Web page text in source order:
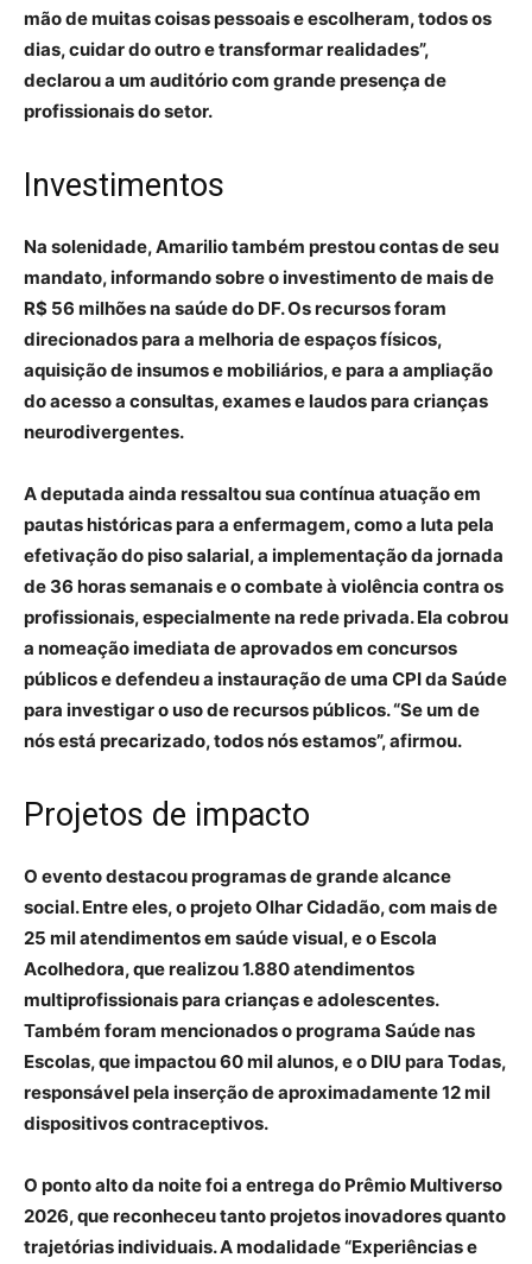
mão de muitas coisas pessoais e escolheram, todos os
dias, cuidar do outro e transformar realidades”,
declarou a um auditório com grande presença de
profissionais do setor.
Investimentos
Na solenidade, Amarilio também prestou contas de seu
mandato, informando sobre o investimento de mais de
R$ 56 milhões na saúde do DF. Os recursos foram
direcionados para a melhoria de espaços físicos,
aquisição de insumos e mobiliários, e para a ampliação
do acesso a consultas, exames e laudos para crianças
neurodivergentes.
A deputada ainda ressaltou sua contínua atuação em
pautas históricas para a enfermagem, como a luta pela
efetivação do piso salarial, a implementação da jornada
de 36 horas semanais e o combate à violência contra os
profissionais, especialmente na rede privada. Ela cobrou
a nomeação imediata de aprovados em concursos
públicos e defendeu a instauração de uma CPI da Saúde
para investigar o uso de recursos públicos. “Se um de
nós está precarizado, todos nós estamos”, afirmou.
Projetos de impacto
O evento destacou programas de grande alcance
social. Entre eles, o projeto Olhar Cidadão, com mais de
25 mil atendimentos em saúde visual, e o Escola
Acolhedora, que realizou 1.880 atendimentos
multiprofissionais para crianças e adolescentes.
Também foram mencionados o programa Saúde nas
Escolas, que impactou 60 mil alunos, e o DIU para Todas,
responsável pela inserção de aproximadamente 12 mil
dispositivos contraceptivos.
O ponto alto da noite foi a entrega do Prêmio Multiverso
2026, que reconheceu tanto projetos inovadores quanto
trajetórias individuais. A modalidade “Experiências e